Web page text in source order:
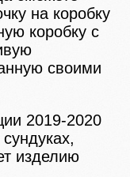
на коробку
коробку с
своими
2019-2020
изделию